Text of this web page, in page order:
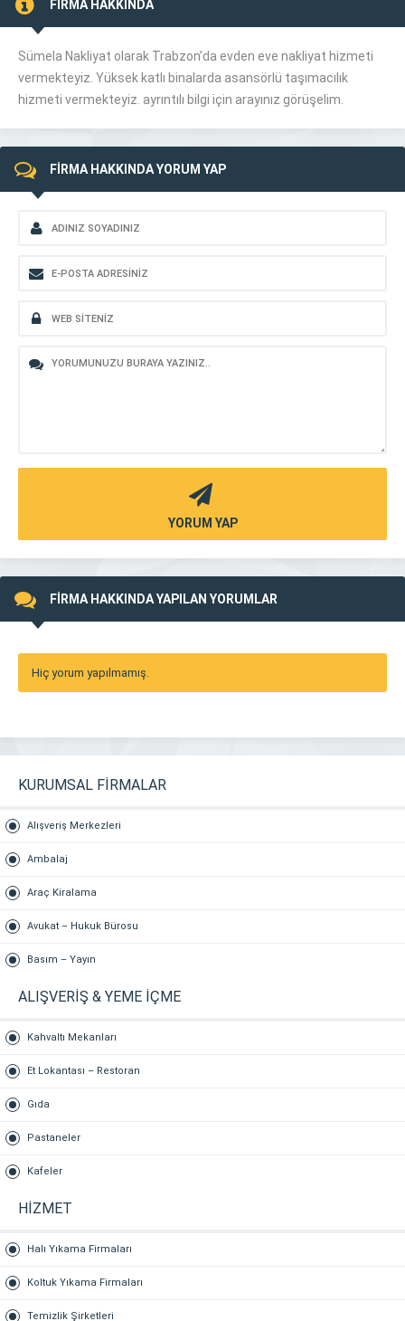
FİRMA HAKKINDA
Sümela Nakliyat olarak Trabzon’da evden eve nakliyat hizmeti
vermekteyiz. Yüksek katlı binalarda asansörlü taşımacılık
hizmeti vermekteyiz. ayrıntılı bilgi için arayınız görüşelim.
FİRMA HAKKINDA YORUM YAP
YORUM YAP
FİRMA HAKKINDA YAPILAN YORUMLAR
Hiç yorum yapılmamış.
KURUMSAL FİRMALAR
Alışveriş Merkezleri
Ambalaj
Araç Kiralama
Avukat – Hukuk Bürosu
Basım – Yayın
ALIŞVERİŞ & YEME İÇME
Kahvaltı Mekanları
Et Lokantası – Restoran
Gıda
Pastaneler
Kafeler
HİZMET
Halı Yıkama Firmaları
Koltuk Yıkama Firmaları
Temizlik Şirketleri